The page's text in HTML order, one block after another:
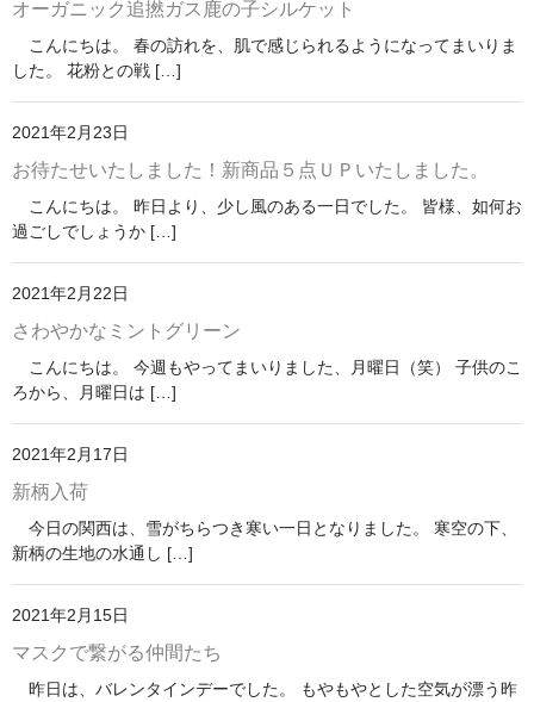
オーガニック追撚ガス鹿の子シルケット
こんにちは。 春の訪れを、肌で感じられるようになってまいりま
した。 花粉との戦 […]
2021年2月23日
お待たせいたしました！新商品５点ＵＰいたしました。
こんにちは。 昨日より、少し風のある一日でした。 皆様、如何お
過ごしでしょうか […]
2021年2月22日
さわやかなミントグリーン
こんにちは。 今週もやってまいりました、月曜日（笑） 子供のこ
ろから、月曜日は […]
2021年2月17日
新柄入荷
今日の関西は、雪がちらつき寒い一日となりました。 寒空の下、
新柄の生地の水通し […]
2021年2月15日
マスクで繋がる仲間たち
昨日は、バレンタインデーでした。 もやもやとした空気が漂う昨